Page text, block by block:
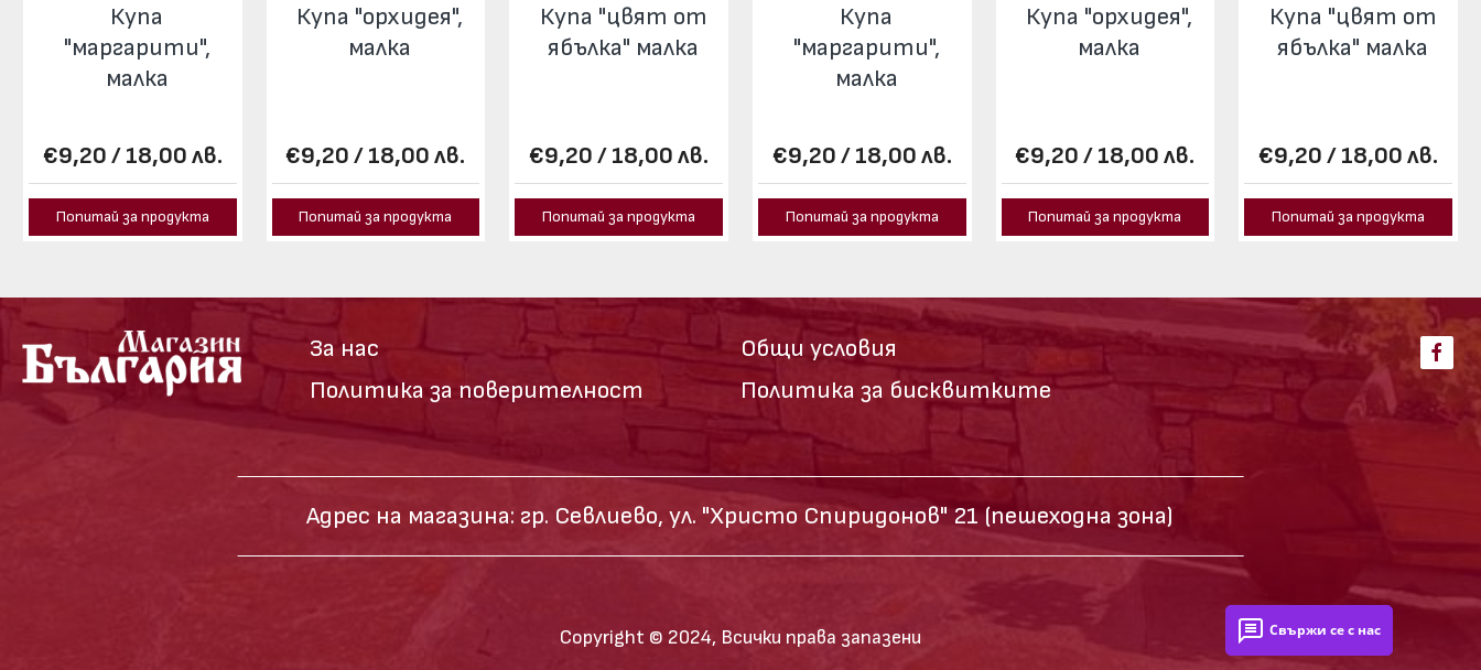
Купа
"маргарити",
малка
€9,20 / 18,00 лв.
Попитай за продукта
Купа "орхидея",
малка
€9,20 / 18,00 лв.
Попитай за продукта
Купа "цвят от
ябълка" малка
€9,20 / 18,00 лв.
Попитай за продукта
Купа
"маргарити",
малка
€9,20 / 18,00 лв.
Попитай за продукта
Купа "орхидея",
малка
€9,20 / 18,00 лв.
Попитай за продукта
Купа "цвят от
ябълка" малка
€9,20 / 18,00 лв.
Попитай за продукта
За нас
Политика за поверителност
Общи условия
Политика за бисквитките
Адрес на магазина: гр. Севлиево, ул. "Христо Спиридонов" 21 (пешеходна зона)
Copyright © 2024, Всички права запазени Свържи се с нас